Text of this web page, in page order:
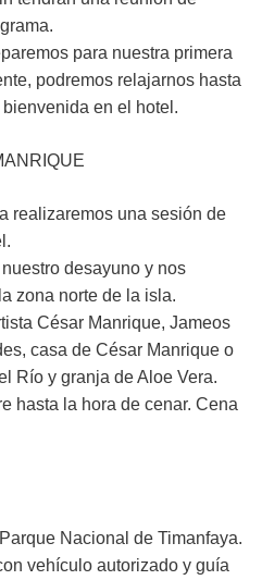
para nuestra primera
podremos relajarnos hasta
en el hotel.
realizaremos una sesión de
desayuno y nos
zona norte de la isla.
César Manrique, Jameos
casa de César Manrique o
Río y granja de Aloe Vera.
hasta la hora de cenar. Cena
Nacional de Timanfaya.
vehículo autorizado y guía